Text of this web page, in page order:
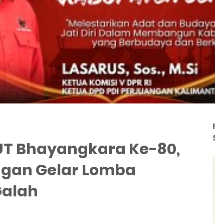
Bhayangkara Ke-80,
Gelar Lomba